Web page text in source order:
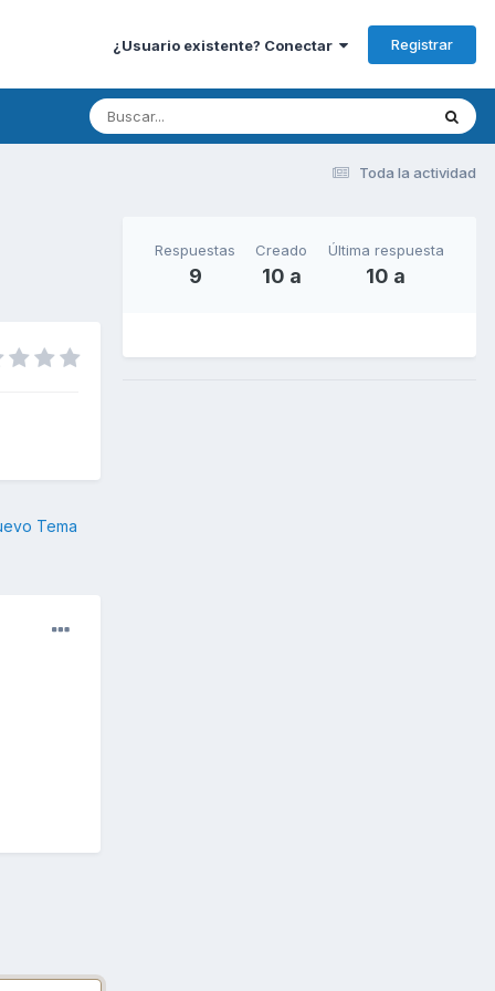
¿Usuario existente? Conectar Registrar
Toda la actividad
Tema
Respuestas
9
Creado
10 a
Última respuesta
10 a